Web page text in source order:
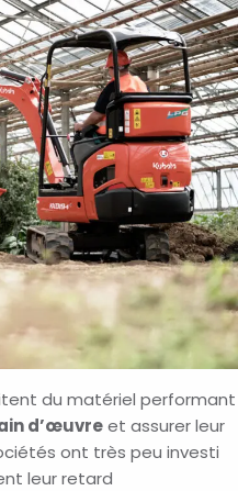
du matériel performant
d’œuvreet assurer leur
ont très peu investi
leur retard